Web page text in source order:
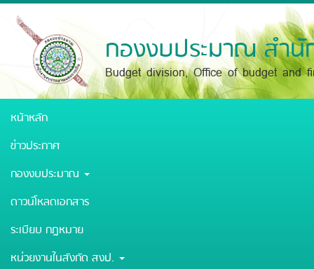
Skip
กองงบประมาณ สำนั
Budget division, Office of budget and
หน้าหลัก
ข่าวประกาศ
กองงบประมาณ
ดาวน์โหลดเอกสาร
ระเบียบ กฎหมาย
หน่วยงานในสังกัด สงป.